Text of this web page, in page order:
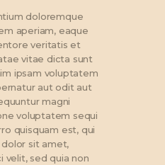
doloremque
aperiam, eaque
veritatis et
vitae dicta sunt
ipsam voluptatem
aut odit aut
magni
voluptatem sequi
quisquam est, qui
sit amet,
velit, sed quia non